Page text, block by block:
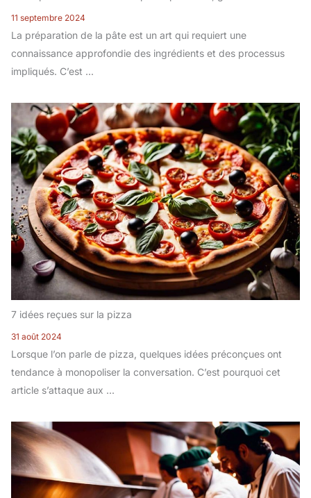
11 septembre 2024
La préparation de la pâte est un art qui requiert une
connaissance approfondie des ingrédients et des processus
impliqués. C’est ...
7 idées reçues sur la pizza
31 août 2024
Lorsque l’on parle de pizza, quelques idées préconçues ont
tendance à monopoliser la conversation. C’est pourquoi cet
article s’attaque aux ...